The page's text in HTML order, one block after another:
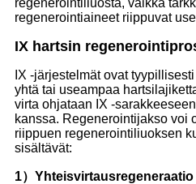
regenerointiaineet riippuvat
IX hartsin
IX -järjestelmät ovat
yhtä tai useampaa
virta ohjataan IX -
kanssa. Regenerointijakso voi
riippuen regenerointiliuoksen
sisältävät:
1） Yhteisvirtausregeneraatio